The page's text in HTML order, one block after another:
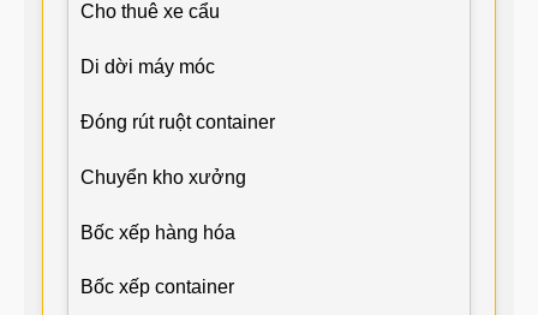
Cho thuê xe cẩu
Di dời máy móc
Đóng rút ruột container
Chuyển kho xưởng
Bốc xếp hàng hóa
Bốc xếp container